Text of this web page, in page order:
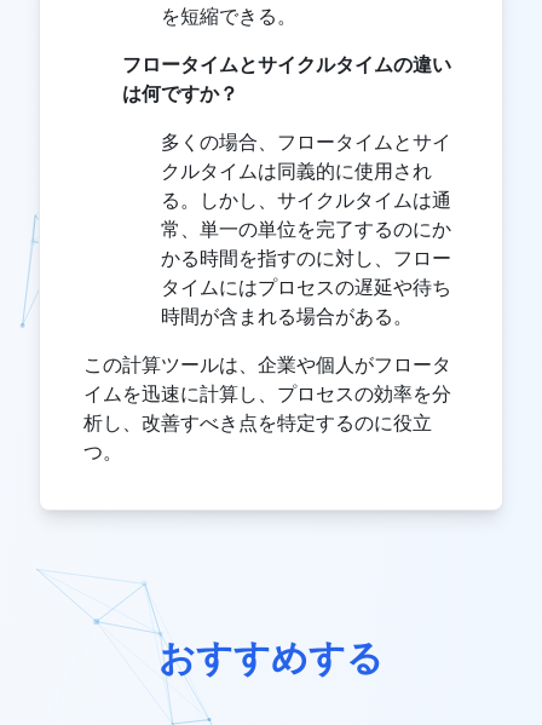
を短縮できる。
フロータイムとサイクルタイムの違い
は何ですか？
多くの場合、フロータイムとサイ
クルタイムは同義的に使用され
る。しかし、サイクルタイムは通
常、単一の単位を完了するのにか
かる時間を指すのに対し、フロー
タイムにはプロセスの遅延や待ち
時間が含まれる場合がある。
この計算ツールは、企業や個人がフロータ
イムを迅速に計算し、プロセスの効率を分
析し、改善すべき点を特定するのに役立
つ。
おすすめする